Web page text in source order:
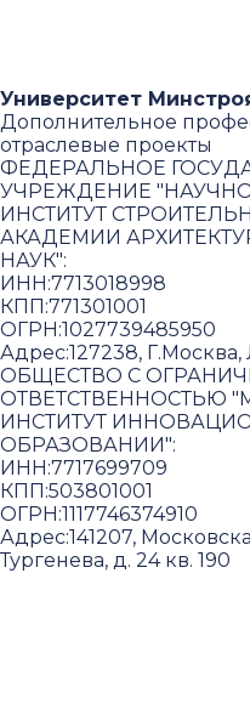
Университет
Дополнительное
отраслевые проекты
ФЕДЕРАЛЬНОЕ
УЧРЕЖДЕНИЕ
ИНСТИТУТ
АКАДЕМИИ
НАУК":
ИНН:7713018998
КПП:771301001
ОГРН:1027739485950
Адрес:127238,
ОБЩЕСТВО С
ОТВЕТСТВЕННОСТЬЮ
ИНСТИТУТ
ОБРАЗОВАНИИ":
ИНН:7717699709
КПП:503801001
ОГРН:1117746374910
Адрес:141207,
Тургенева, д. 24 кв. 190